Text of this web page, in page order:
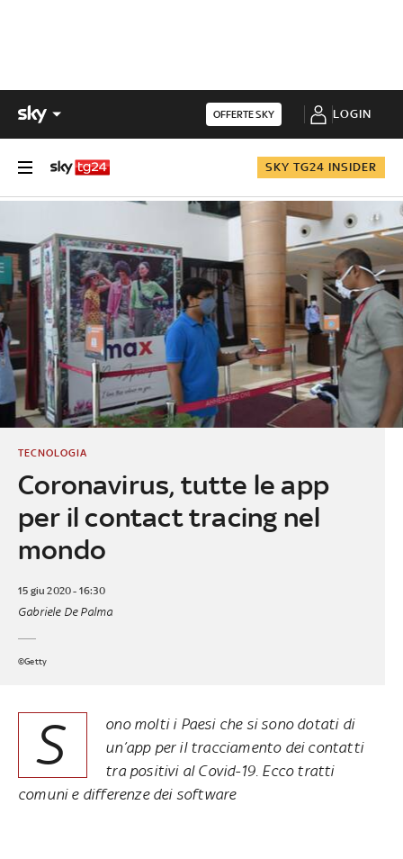
OFFERTE SKY LOGIN
SKY TG24 INSIDER
Coronavirus, tutte le app
per il contact tracing nel
mondo
TECNOLOGIA
15 giu 2020 - 16:30
Gabriele De Palma
©Getty
S
ono molti i Paesi che si sono dotati di
un’app per il tracciamento dei contatti
tra positivi al Covid-19. Ecco tratti
comuni e differenze dei software